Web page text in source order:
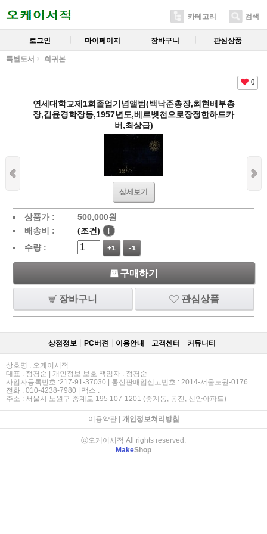
카테고리 검색
로그인 마이페이지 장바구니 관심상품
특별도서 희귀본
0
연세대학교제1회졸업기념앨범(백낙준총장,최현배부총
장,김윤경학장등,1957년도,베르벳천으로장정한하드카
버,최상급)
상세보기
상품가 : 500,000원
배송비 :
(조건)
!
수량 :
+1 -1
구매하기
장바구니 관심상품
상점정보 PC버젼 이용안내 고객센터 커뮤니티
상호명 : 오케이서적
대표 : 정경순 | 개인정보 보호 책임자 : 정경순
사업자등록번호 :217-91-37030 | 통신판매업신고번호 : 2014-서울노원-0176
전화 : 010-4238-7980 | 팩스 :
주소 : 서울시 노원구 중계로 195 107-1201 (중계동, 동진, 신안아파트)
이용약관| 개인정보처리방침
ⓒ오케이서적 All rights reserved.
MakeShop